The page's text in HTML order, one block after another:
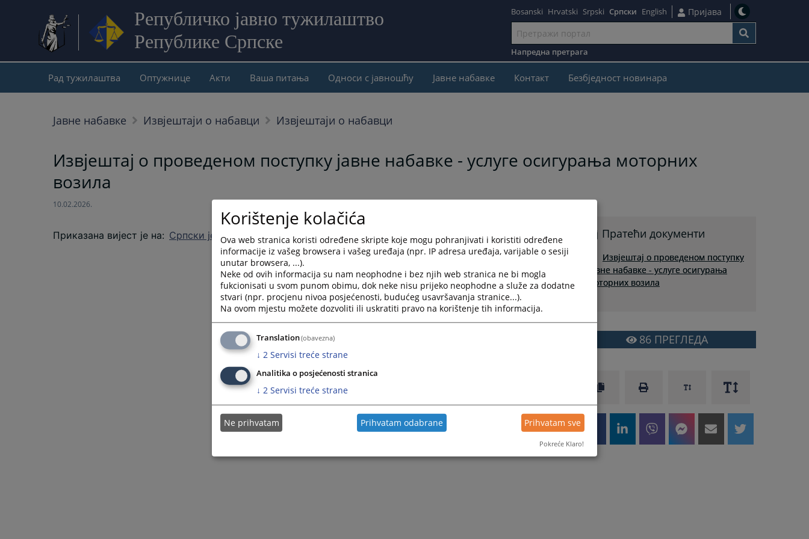
Републичко јавно тужилаштво
Републике Српске
садржај
Bosanski Hrvatski Srpski Српски English Пријава
Напредна претрага
Рад тужилаштва Оптужнице Акти Ваша питања Односи с јавношћу Јавне набавке Контакт Безбjедност новинара
Јавне набавке Извјештаји о набавци Извјештаји о набавци
Извјештај о проведеном поступку јавне набавке - услуге осигурања моторних
возила
10.02.2026.
Приказана вијест је на: Српски језик Пратећи документи
Извјештај о проведеном поступку
јавне набавке - услуге осигурања
моторних возила
86 ПРЕГЛЕДА
Korištenje kolačića
Ova web stranica koristi određene skripte koje mogu pohranjivati i koristiti određene
informacije iz vašeg browsera i vašeg uređaja (npr. IP adresa uređaja, varijable o sesiji
unutar browsera, ...).
Neke od ovih informacija su nam neophodne i bez njih web stranica ne bi mogla
fukcionisati u svom punom obimu, dok neke nisu prijeko neophodne a služe za dodatne
stvari (npr. procjenu nivoa posjećenosti, budućeg usavršavanja stranice...).
Na ovom mjestu možete dozvoliti ili uskratiti pravo na korištenje tih informacija.
Translation(obavezna)
↓ 2 Servisi treće strane
Analitika o posjećenosti stranica
↓ 2 Servisi treće strane
Ne prihvatam Prihvatam odabrane Prihvatam sve
Pokreće Klaro!